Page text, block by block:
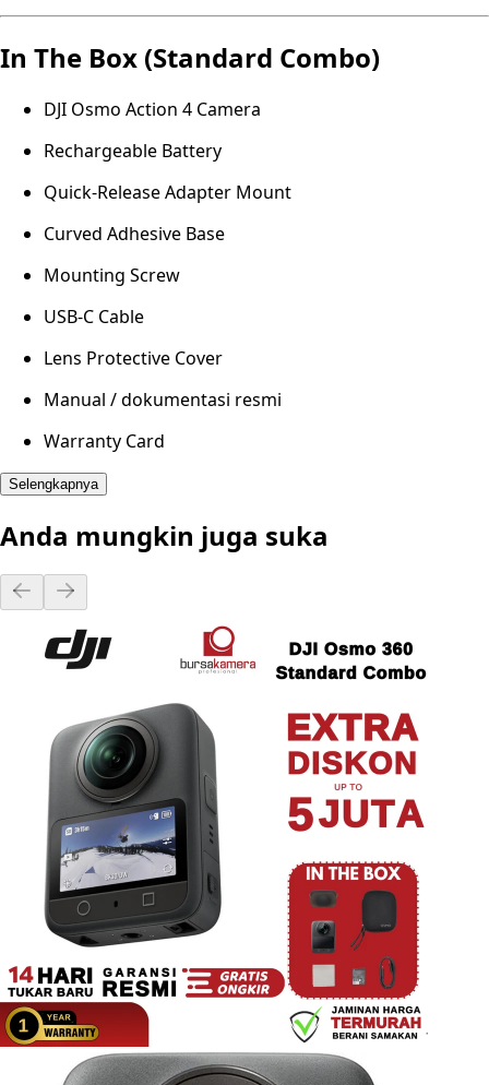
In The Box (Standard Combo)
DJI Osmo Action 4 Camera
Rechargeable Battery
Quick-Release Adapter Mount
Curved Adhesive Base
Mounting Screw
USB-C Cable
Lens Protective Cover
Manual / dokumentasi resmi
Warranty Card
Selengkapnya
Anda mungkin juga suka